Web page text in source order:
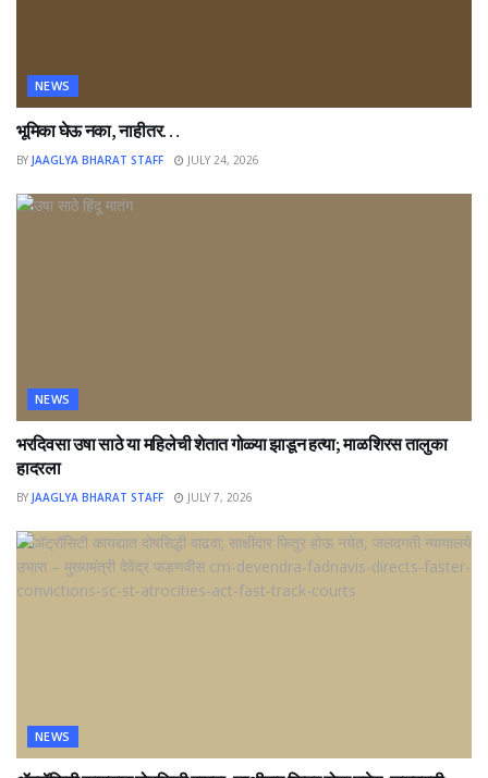
NEWS
भूमिका घेऊ नका, नाहीतर…
BY JAAGLYA BHARAT STAFF JULY 24, 2026
NEWS
भरदिवसा उषा साठे या महिलेची शेतात गोळ्या झाडून हत्या; माळशिरस तालुका
हादरला
BY JAAGLYA BHARAT STAFF JULY 7, 2026
NEWS